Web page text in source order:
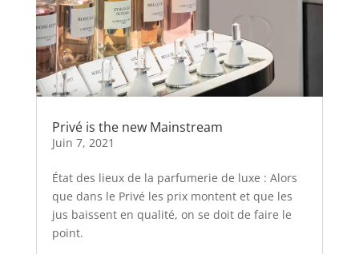
Privé is the new Mainstream
Juin 7, 2021
État des lieux de la parfumerie de luxe : Alors
que dans le Privé les prix montent et que les
jus baissent en qualité, on se doit de faire le
point.